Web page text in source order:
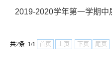
2019-2020学年第一学期
共2条 1/1 首页 上页 下页 尾页